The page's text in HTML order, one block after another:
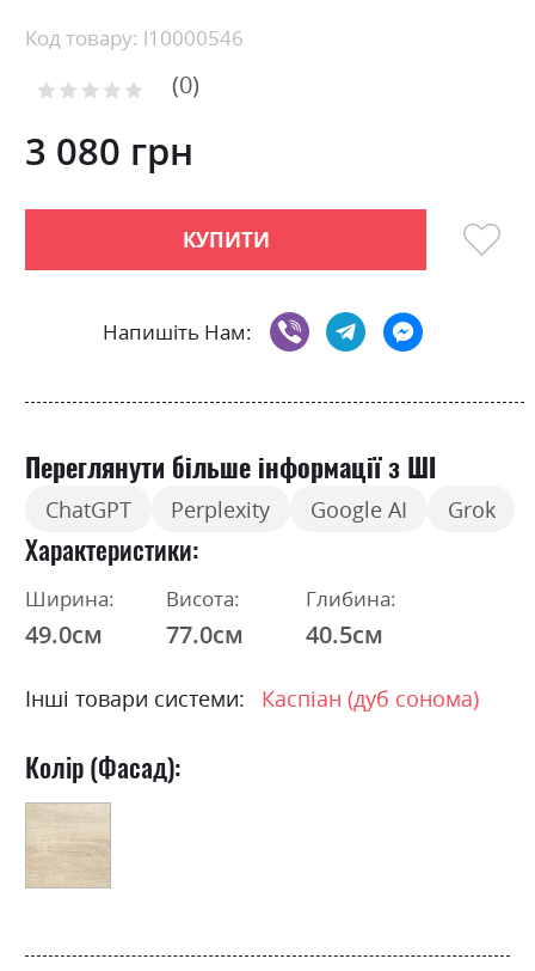
Skip
the
of
the
gallery
Код товару: l10000546
Рейтинг: 0
3 080 грн
КУПИТИ
Напишіть Нам:
Переглянути більше інформації з ШІ
ChatGPT Perplexity Google AI Grok
Характеристики
Ширина:
49.0см
Висота:
77.0см
Глибина:
40.5см
Інші товари системи: Каспіан (дуб сонома)
Колір (Фасад):